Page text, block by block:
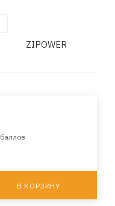
ZIPOWER
В КОРЗИНУ